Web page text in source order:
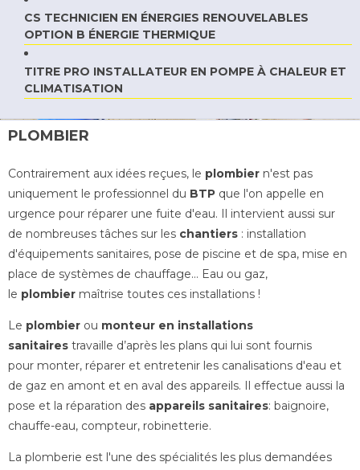
CS TECHNICIEN EN ÉNERGIES RENOUVELABLES
OPTION B ÉNERGIE THERMIQUE
TITRE PRO INSTALLATEUR EN POMPE À CHALEUR ET
CLIMATISATION
PLOMBIER
Contrairement aux idées reçues, le plombier n'est pas
uniquement le professionnel du BTP que l'on appelle en
urgence pour réparer une fuite d'eau. Il intervient aussi sur
de nombreuses tâches sur les chantiers : installation
d'équipements sanitaires, pose de piscine et de spa, mise en
place de systèmes de chauffage... Eau ou gaz,
le plombier maîtrise toutes ces installations !
Le plombier ou monteur en installations
sanitaires travaille d’après les plans qui lui sont fournis
pour monter, réparer et entretenir les canalisations d'eau et
de gaz en amont et en aval des appareils. Il effectue aussi la
pose et la réparation des appareils sanitaires: baignoire,
chauffe-eau, compteur, robinetterie.
La plomberie est l'une des spécialités les plus demandées